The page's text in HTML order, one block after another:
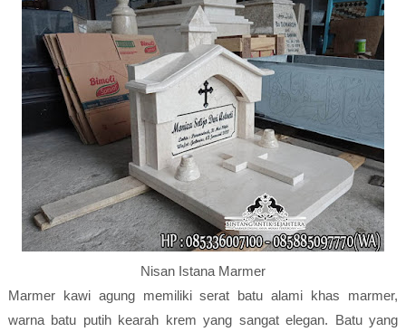
Nisan Istana Marmer
Marmer kawi agung memiliki serat batu alami khas marmer,
warna batu putih kearah krem yang sangat elegan. Batu yang